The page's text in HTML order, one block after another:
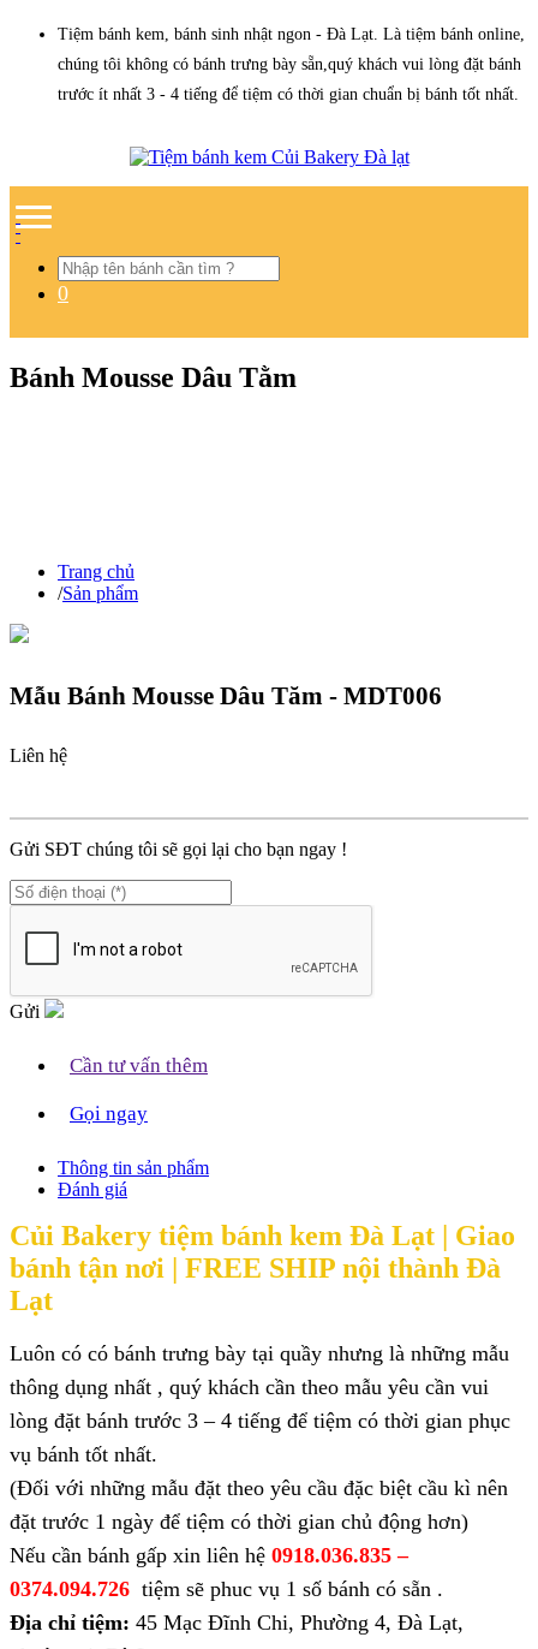
Tiệm bánh kem, bánh sinh nhật ngon - Đà Lạt. Là tiệm bánh online,
chúng tôi không có bánh trưng bày sẵn,quý khách vui lòng đặt bánh
trước ít nhất 3 - 4 tiếng để tiệm có thời gian chuẩn bị bánh tốt nhất.
0
Bánh Mousse Dâu Tằm
Trang chủ
/Sản phẩm
Mẫu Bánh Mousse Dâu Tăm - MDT006
Liên hệ
Gửi SĐT chúng tôi sẽ gọi lại cho bạn ngay !
Gửi
Cần tư vấn thêm
Gọi ngay
Thông tin sản phẩm
Đánh giá
Củi Bakery tiệm bánh kem Đà Lạt | Giao
bánh tận nơi | FREE SHIP nội thành Đà
Lạt
Luôn có có bánh trưng bày tại quầy nhưng là những mẫu
thông dụng nhất , quý khách cần theo mẫu yêu cần vui
lòng đặt bánh trước 3 – 4 tiếng để tiệm có thời gian phục
vụ bánh tốt nhất.
(Đối với những mẫu đặt theo yêu cầu đặc biệt cầu kì nên
đặt trước 1 ngày để tiệm có thời gian chủ động hơn)
Nếu cần bánh gấp xin liên hệ 0918.036.835 –
0374.094.726 tiệm sẽ phuc vụ 1 số bánh có sẵn .
Địa chỉ tiệm: 45 Mạc Đĩnh Chi, Phường 4, Đà Lạt,